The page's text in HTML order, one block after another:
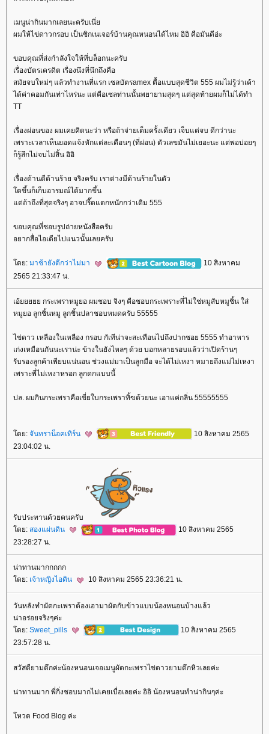
เมนูน่ากินมากเลยนะครับเนี่
ผมให้ไข่ดาวกรอบ เป็นซิกเนเจอร์บ้านคุณหนอนได้ไหม อิอิ คือมันดีอ่ะ
ขอบคุณที่ส่งกำลังใจให้ที่บล็อกนะครับ
เรื่องบัตรเครดิต เรื่องนึงที่นึกถึงคือ
สมัยจบใหม่ๆ แล้วทำงานที่แรก เซลบัตรamex ตื้อแบบสุดชีวิต 555 ผมไม่รู้ว่าเค้า
ได้ค่าคอมกันเท่าไหร่นะ แต่คือเซลท่านนั้นพยายามสุดๆ แต่สุดท้ายผมก็ไม่ได้ทำ
TT
เรื่องผ่อนของ ผมเคยคิดนะว่า หรือถ้าจ่ายเต็มครั้งเดียว เจ็บแต่จบ ดีกว่านะ
เพราะเวลาเห็นยอดแจ้งหักแต่ละเดือนๆ (ที่ผ่อน) ตัวเลขมันไม่เยอะนะ แต่พอบ่อยๆ
ก็รู้สึกไม่จบไม่สิ้น อิอิ
เรื่องด้านดีด้านร้าย จริงครับ เราต่างมีด้านร้ายในตัว
ตขึ้นก็เก็บอารมณ์ได้มากขึ้น
ต่ถ้าถึงที่สุดจริงๆ อาจปรี๊ดแตกหนักกว่าเดิม 555
ขอบคุณที่ชอบรูปถ่ายหนังสือครับ
อยากสื่อไอเดียไปแนวนั้นเลยครับ
ดย: มาช้ายังดีกว่าไม่มา
10 สิงหาคม
2565 21:33:47 น.
เอ้ยยยยย กระเพราหมูยอ ผมชอบ จิงๆ คือชอบกระเพราะที่ไม่ใช่หมูสับหมูชิ้น ใส่
หมูยอ ลูกชิ้นหมู ลูกชิ้นปลาชอบหมดครับ 55555
ไข่ดาว เหลืองในเหลือง กรอบ กัเทีน่าจะสะเทือนไปถึงปากซอย 5555 ทำอาหาร
เก่งเหมือนกันนะเราน่ะ ข้างในยังไหลๆ ด้วย บอกหลายรอบแล้วว่าเปิดร้านๆ
รับรองลูกค้าเพียบแน่นอน ช่วงแม่มาเป็นลูกมือ จะได้ไม่เหงา หมายถึงแม่ไม่เหงา
เพราะพี่ไม่เหงาหรอก ลูกดกแบบนี้
ปล. ผมกินกระเพราคือเขี่ยใบกระเพราทิ้ฃด้วยนะ เอาแค่กลิ่น 55555555
ดย: จันทราน็อคเทิร์น
10 สิงหาคม 2565
23:04:02 น.
รับประทานด้วยคนครับ
ดย: สองแผ่นดิน
10 สิงหาคม 2565
23:28:27 น.
น่าทานมากกกกก
ดย: เจ้าหญิงไอดิน 10 สิงหาคม 2565 23:36:21 น.
วันหลังทำผัดกะเพราต้องเอามาผัดกับข้าวแบบน้องหนอนบ้างแล้ว
น่าอร่อยจริงๆค่ะ
ดย: Sweet_pills
10 สิงหาคม 2565
23:57:28 น.
สวัสดียามดึกค่ะน้องหนอนเจอเมนูผัดกะเพราไข่ดาวยามดึกหิวเลยค่ะ
น่าทานมาก พี่กิ่งชอบมากไม่เคยเบื่อเลยค่ะ อิอิ น้องหนอนทำน่ากินๆค่ะ
หวต Food Blog ค่ะ